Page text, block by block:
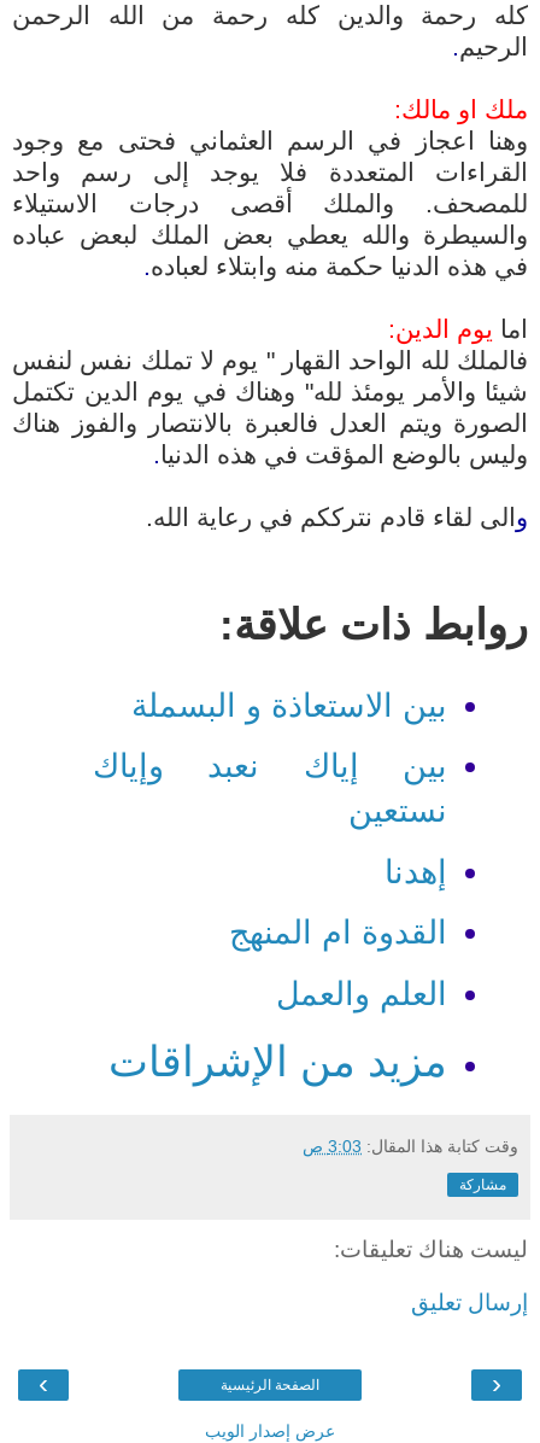
كله رحمة والدين كله رحمة من الله الرحمن
الرحيم.
ملك او مالك:
وهنا اعجاز في الرسم العثماني فحتى مع وجود
القراءات المتعددة فلا يوجد إلى رسم واحد
للمصحف.
والملك أقصى درجات الاستيلاء
والسيطرة والله يعطي بعض الملك لبعض عباده
في هذه الدنيا حكمة منه وابتلاء لعباده.
اما يوم الدين:
فالملك لله الواحد القهار " يوم لا تملك نفس لنفس
شيئا والأمر يومئذ لله" وهناك في يوم الدين تكتمل
الصورة ويتم العدل فالعبرة بالانتصار والفوز هناك
وليس بالوضع المؤقت في هذه الدنيا.
و الى لقاء قادم نترككم في رعاية الله.
روابط ذات علاقة:
بين الاستعاذة و البسملة
بين إياك نعبد وإياك
نستعين
إهدنا
القدوة ام المنهج
العلم والعمل
مزيد من الإشراقات
وقت كتابة هذا المقال: 3:03 ص
مشاركة
ليست هناك تعليقات:
إرسال تعليق
‹
› الصفحة الرئيسية
عرض إصدار الويب